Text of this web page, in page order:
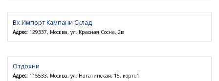
Вх Импорт Кампани Склад
Адрес: 129337, Москва, ул. Красная Сосна, 2в
Отдохни
Адрес: 115533, Москва, ул. Нагатинская, 15, корп.1